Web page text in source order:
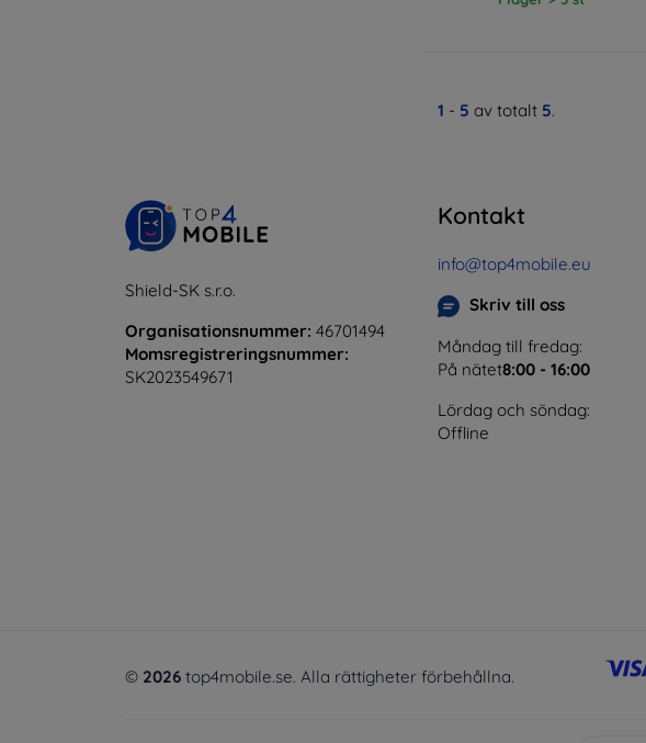
1 - 5 av totalt 5.
Shield-SK s.r.o.
Organisationsnummer: 46701494
Momsregistreringsnummer:
SK2023549671
Kontakt
info@top4mobile.eu
Skriv till oss
Måndag till fredag:
På nätet8:00 - 16:00
Lördag och söndag:
Offline
© 2026 top4mobile.se. Alla rättigheter förbehållna.